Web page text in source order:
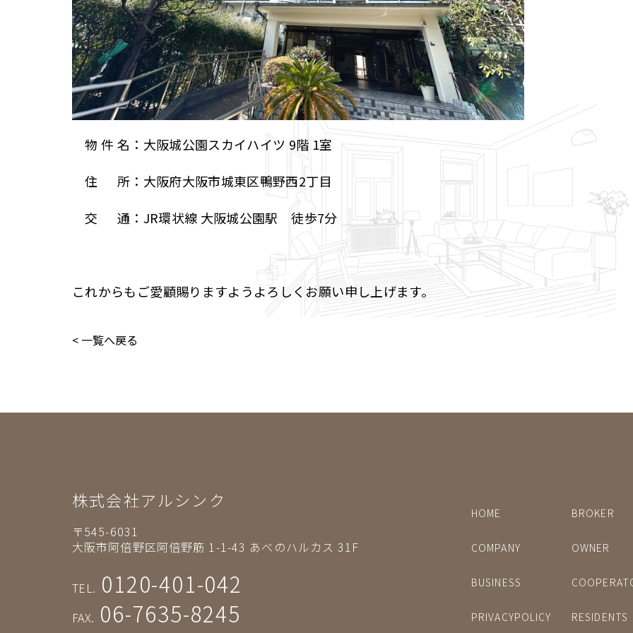
物 件 名：大阪城公園スカイハイツ 9階 1室
住 所：大阪府大阪市城東区鴨野西2丁目
交 通：JR環状線 大阪城公園駅 徒歩7分
これからもご愛顧賜りますようよろしくお願い申し上げます。
< 一覧へ戻る
株式会社アルシンク
〒545-6031
大阪市阿倍野区阿倍野筋 1-1-43 あべのハルカス 31F
TEL. 0120-401-042
FAX. 06-7635-8245
HOME BROKER
COMPANY OWNER
BUSINESS
PRIVACYPOLICY RESIDENTS